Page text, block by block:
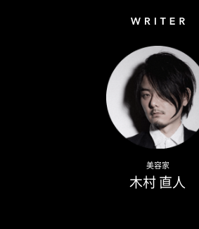
美容家
木村 直人